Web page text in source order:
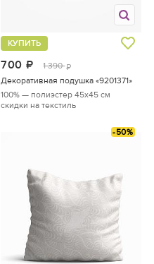
700 руб.
1 390 руб.
КУПИТЬ
Декоративная подушка «9201371»
100% — полиэстер45x45 см
скидки на текстиль
-50%